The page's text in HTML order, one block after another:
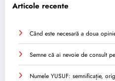
Articole recente
Când este necesară a doua
Semne că ai nevoie de consult
Numele YUSUF: semnificație,